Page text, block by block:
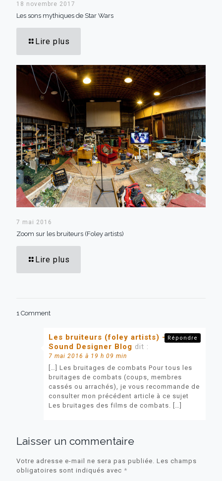
18 novembre 2017
Les sons mythiques de Star Wars
Lire plus
7 mai 2016
Zoom sur les bruiteurs (Foley artists)
Lire plus
1 Comment
Les bruiteurs (foley artists) - The
Sound Designer Blog dit :
7 mai 2016 à 19 h 09 min
[…] Les bruitages de combats Pour tous les
bruitages de combats (coups, membres
cassés ou arrachés), je vous recommande de
consulter mon précédent article à ce sujet
Les bruitages des films de combats. […]
Répondre
Laisser un commentaire
Votre adresse e-mail ne sera pas publiée. Les champs
obligatoires sont indiqués avec *